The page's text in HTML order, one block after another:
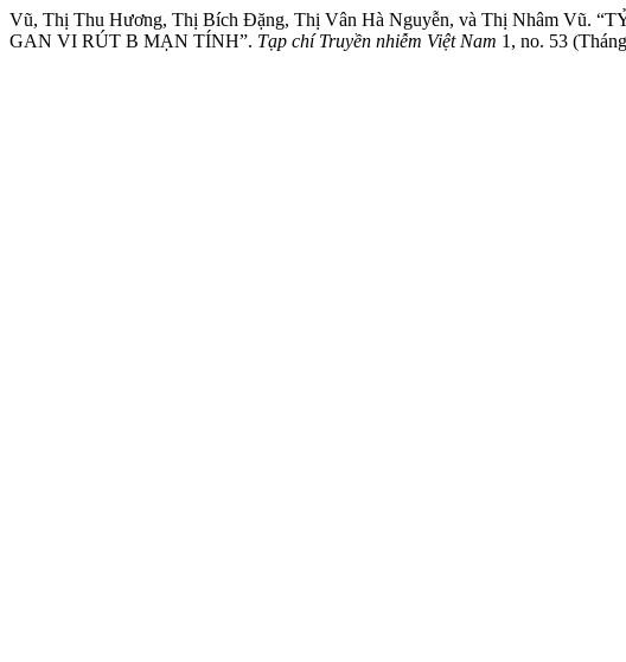
Vũ, Thị Thu Hương, Thị Bích Đặng, Thị Vân Hà Nguyễn, và Thị Nhâm
GAN VI RÚT B MẠN TÍNH”. Tạp chí Truyền nhiễm Việt Nam 1, no. 53